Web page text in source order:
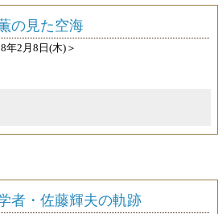
の見た空海
年2月8日(木)＞
者・佐藤輝夫の軌跡